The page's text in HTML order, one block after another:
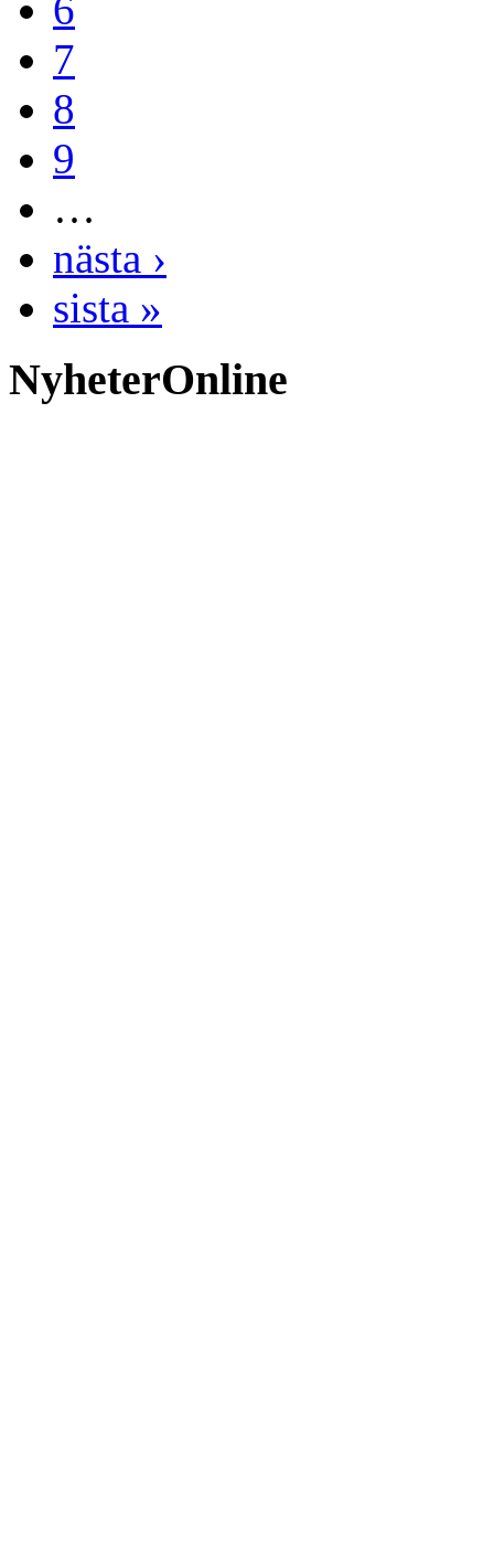
6
7
8
9
…
nästa ›
sista »
NyheterOnline